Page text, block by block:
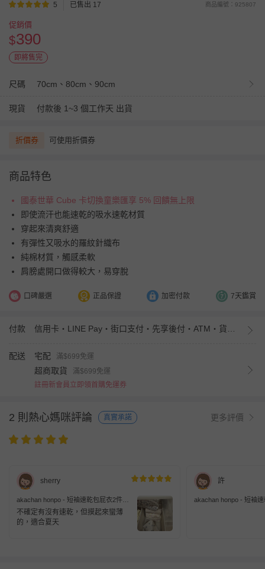
5 已售出 17 商品編號：925807
促銷價
$390
即將售完
尺碼 70cm、80cm、90cm
現貨 付款後 1~3 個工作天 出貨
折價券 可使用折價券
商品特色
國泰世華 Cube 卡切換童樂匯享 5% 回饋無上限
即使流汗也能速乾的吸水速乾材質
穿起來清爽舒適
有彈性又吸水的羅紋針織布
純棉材質，觸感柔軟
肩膀處開口做得較大，易穿脫
口碑嚴選 正品保證 加密付款 7天鑑賞
付款
配送 宅配 滿$699免運
超商取貨
滿$699免運
註冊新會員立即領首購免運券
2 則熱心媽咪評論 真實承諾 更多評價
sherry
akachan honpo - 短袖速乾包屁衣2件組
套頭式-小花-紫色
不確定有沒有速乾，但摸起來蠻薄
的，適合夏天
許
akachan honpo - 短袖